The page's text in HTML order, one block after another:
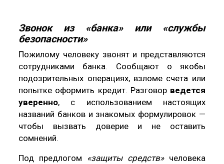
Звонок из «банка» или «службы
безопасности»
Пожилому человеку звонят и представляются
сотрудниками банка. Сообщают о якобы
подозрительных операциях, взломе счета или
попытке оформить кредит. Разговор ведется
уверенно, с использованием настоящих
названий банков и знакомых формулировок —
чтобы вызвать доверие и не оставить
сомнений.
Под предлогом «защиты средств»человека